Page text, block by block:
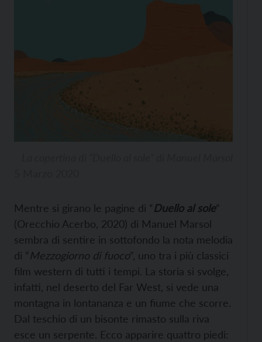
Mentre si girano le pagine di “Duello al sole”
(Orecchio Acerbo, 2020) di Manuel Marsol
sembra di sentire in sottofondo la nota melodia
di “Mezzogiorno di fuoco”, uno tra i più classici
film western di tutti i tempi. La storia si svolge,
infatti, nel deserto del Far West, si vede una
montagna in lontananza e un fiume che scorre.
Dal teschio di un bisonte rimasto sulla riva
esce un serpente. Ecco apparire quattro piedi: